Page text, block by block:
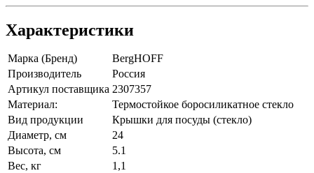
Характеристики
Марка (Бренд)
BergHOFF
Производитель
Россия
Артикул поставщика 2307357
Материал:
Термостойкое боросиликатное стекло
Вид продукции
Крышки для посуды (стекло)
Диаметр, см
24
Высота, см
5.1
Вес, кг
1,1